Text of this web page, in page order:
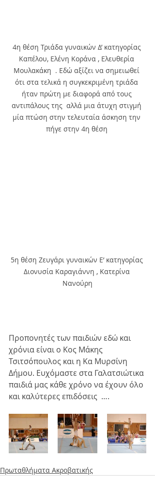
4η θέση Τριάδα γυναικών Δ’ κατηγορίας
Καπέλου, Ελένη Κοράνα , Ελευθερία
Μουλακάκη  . Εδώ αξίζει να σημειωθεί
ότι στα τελικά η συγκεκριμένη τριάδα
ήταν πρώτη με διαφορά από τους
αντιπάλους της  αλλά μια άτυχη στιγμή
μία πτώση στην τελευταία άσκηση την
πήγε στην 4η θέση
5η θέση Ζευγάρι γυναικών Ε’ κατηγορίας
Διονυσία Καραγιάννη , Κατερίνα
Νανούρη
Προπονητές των παιδιών εδώ και
χρόνια είναι ο Κος Μάκης
Τσιτσόπουλος και η Κα Μυρσίνη
Δήμου. Ευχόμαστε στα Γαλατσιώτικα
παιδιά μας κάθε χρόνο να έχουν όλο
και καλύτερες επιδόσεις  ….
Πρωταθλήματα Ακροβατικής